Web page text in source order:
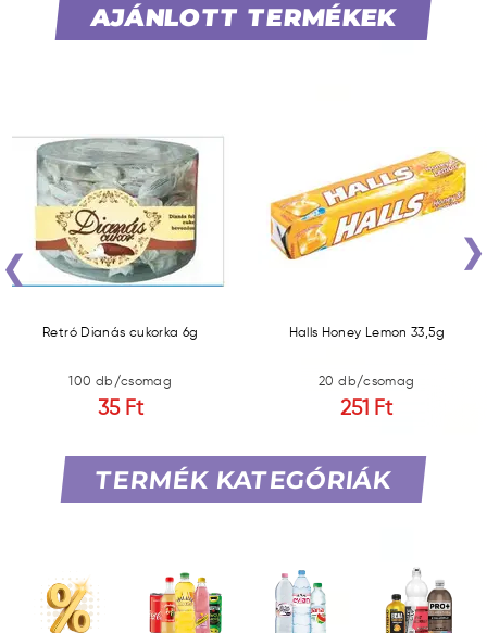
AJÁNLOTT TERMÉKEK
Retró Dianás cukorka 6g
100 db/csomag
35 Ft
Halls Honey Lemon 33,5g
20 db/csomag
251 Ft
‹ ›
TERMÉK KATEGÓRIÁK